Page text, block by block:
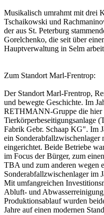
Musikalisch umrahmt mit drei
Tschaikowski und
der aus St. Peterburg
Gorelchenko, die seit über
Hauptverwaltung in Selm
Zum Standort Marl-Frentrop:
Der Standort Marl-Frentrop,
und bewegte Geschichte. Im
RETHMANN-Gruppe die hier
Tierkörperbeseitigungsanlage
Fabrik Gebr. Schaap KG". Im
ein Sonderabfallzwischenlager
eingerichtet. Beide Betriebe
im Focus der Bürger, zum
TBA und zum anderen wegen
Sonderabfallzwischenlager im
Mit umfangreichen
Abluft- und
Produktionsablauf wurden
Jahre auf einen modernen